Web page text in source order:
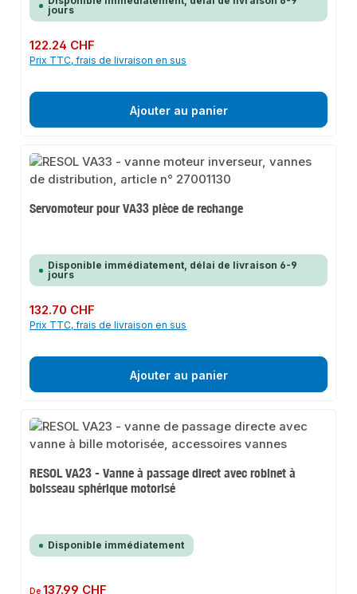
jours
Prix régulier :
122.24 CHF
Prix TTC, frais de livraison en sus
Ajouter au panier
Servomoteur pour VA33 pièce de rechange
Disponible immédiatement, délai de livraison 6-9
jours
Prix régulier :
132.70 CHF
Prix TTC, frais de livraison en sus
Ajouter au panier
RESOL VA23 - Vanne à passage direct avec robinet à
boisseau sphérique motorisé
Disponible immédiatement
Prix régulier :
De137.99 CHF